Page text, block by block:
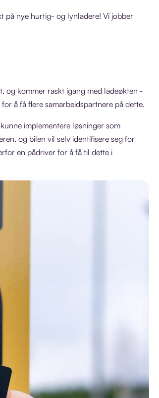
på nye hurtig- og lynladere! Vi jobber
og kommer raskt igang med ladeøkten -
å få flere samarbeidspartnere på dette.
implementere løsninger som
og bilen vil selv identifisere seg for
en pådriver for å få til dette i